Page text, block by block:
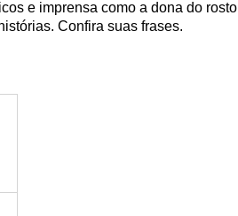
e imprensa como a dona do rosto
Confira suas frases.